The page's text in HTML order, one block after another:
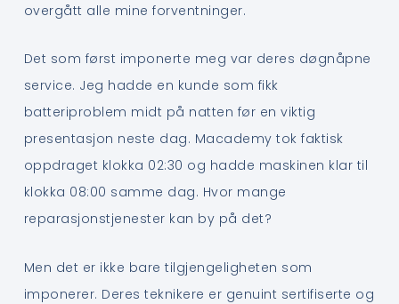
overgått alle mine forventninger.
Det som først imponerte meg var deres døgnåpne
service. Jeg hadde en kunde som fikk
batteriproblem midt på natten før en viktig
presentasjon neste dag. Macademy tok faktisk
oppdraget klokka 02:30 og hadde maskinen klar til
klokka 08:00 samme dag. Hvor mange
reparasjonstjenester kan by på det?
Men det er ikke bare tilgjengeligheten som
imponerer. Deres teknikere er genuint sertifiserte og